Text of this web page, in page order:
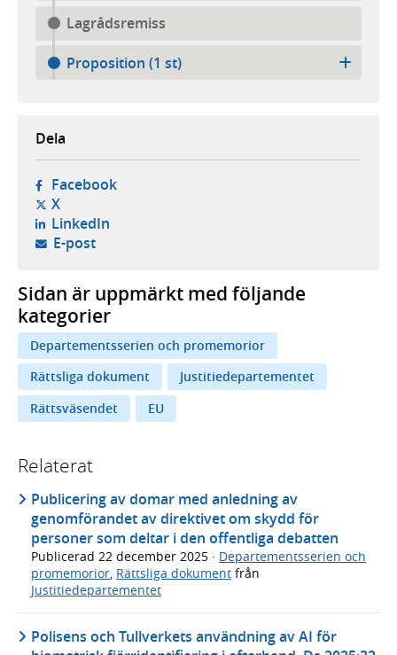
Lagrådsremiss
Proposition (1 st)
Dela
Facebook- öppnas i ny flik, extern webbplats,
X- öppnas i ny flik, extern webbplats,
LinkedIn- öppnas i ny flik, extern webbplats,
E-post- öppnar din e-postklient,
Sidan är uppmärkt med följande
kategorier
Departementsserien och promemorior
Rättsliga dokument
Justitiedepartementet
Rättsväsendet
EU
Relaterat
Publicering av domar med anledning av
genomförandet av direktivet om skydd för
personer som deltar i den offentliga debatten
Publicerad 22 december 2025 · Departementsserien och
promemorior, Rättsliga dokument från
Justitiedepartementet
Polisens och Tullverkets användning av AI för